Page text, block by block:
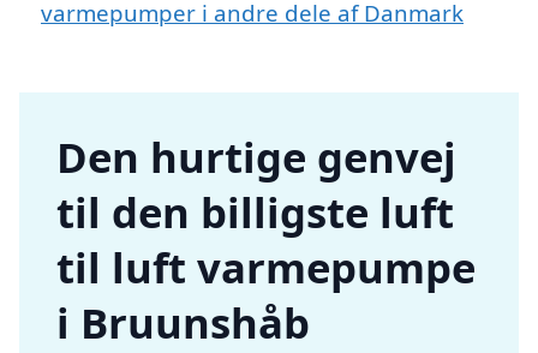
varmepumper i andre dele af Danmark
Den hurtige genvej
til den billigste luft
til luft varmepumpe
i Bruunshåb